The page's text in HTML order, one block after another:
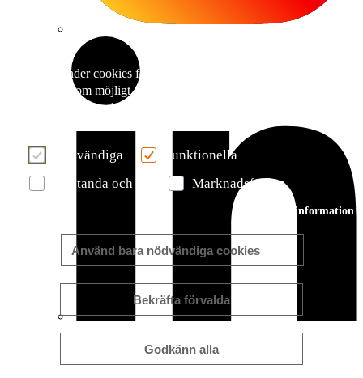
Vi använder cookies för att göra din användarupplevelse så bra
effektiv som möjligt. Vänligen gör ditt val med hjälp av
nedan. Du kan läsa mer om våra cookies här i
Nödvändiga
Funktionella
Marknadsföring
Mer/mindre information
Använd bara nödvändiga cookies
Bekräfta förvalda
Godkänn alla